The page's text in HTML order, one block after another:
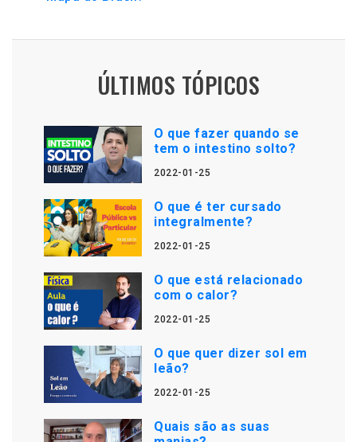
ÚLTIMOS TÓPICOS
O que fazer quando se
tem o intestino solto?
2022-01-25
O que é ter cursado
integralmente?
2022-01-25
O que está relacionado
com o calor?
2022-01-25
O que quer dizer sol em
leão?
2022-01-25
Quais são as suas